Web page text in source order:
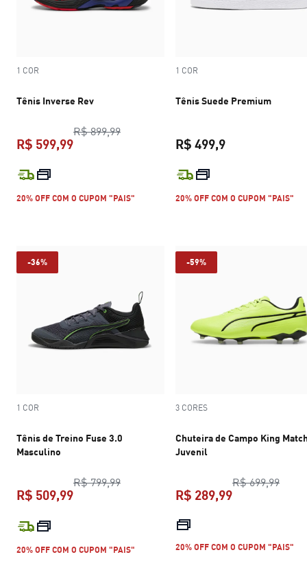
1 COR
Tênis Inverse Rev
R$ 899,99preço original R$ 899,99
R$ 599,99
preço atual R$ 599,99
20% OFF COM O CUPOM "PAIS"
1 COR
Tênis Suede Premium
R$ 499,9
20% OFF COM O CUPOM "PAIS"
-36%
1 COR
Tênis de Treino Fuse 3.0
Masculino
R$ 799,99preço original R$ 799,99
R$ 509,99
preço atual R$ 509,99
20% OFF COM O CUPOM "PAIS"
-59%
3 CORES
Chuteira de Campo King
Juvenil
R$ 699,99
R$ 289,99
20% OFF COM O CUPOM "PAIS"